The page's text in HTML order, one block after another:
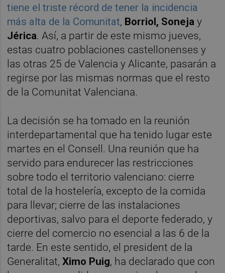
tiene el triste récord de tener la incidencia
más alta de la Comunitat, Borriol, Sonejay
Jérica. Así, a partir de este mismo jueves,
estas cuatro poblaciones castellonenses y
las otras 25 de Valencia y Alicante, pasarán a
regirse por las mismas normas que el resto
de la Comunitat Valenciana.
La decisión se ha tomado en la reunión
interdepartamental que ha tenido lugar este
martes en el Consell. Una reunión que ha
servido para endurecer las restricciones
sobre todo el territorio valenciano: cierre
total de la hostelería, excepto de la comida
para llevar; cierre de las instalaciones
deportivas, salvo para el deporte federado, y
cierre del comercio no esencial a las 6 de la
tarde. En este sentido, el president de la
Generalitat,Ximo Puig, ha declarado que con